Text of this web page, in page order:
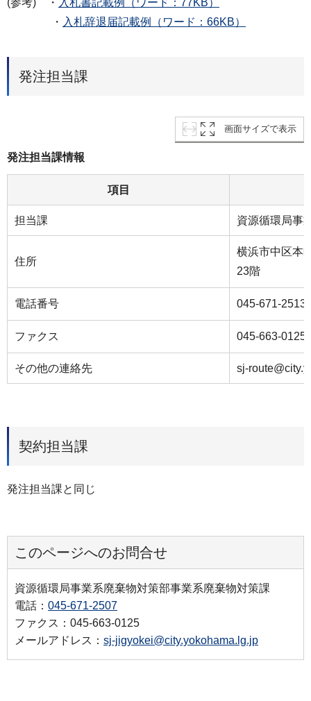
・ 入札辞退届記載例（ワード：66KB）
発注担当課
画面サイズで表示
発注担当課情報
項目
担当課 資源循環局事
住所
横浜市中区本
23階
電話番号 045-671-2513
ファクス 045-663-0125
その他の連絡先 sj-
契約担当課
発注担当課と同じ
このページへのお問合せ
資源循環局事業系廃棄物対策部事業系廃棄物対策課
電話： 045-671-2507
ファクス：045-663-0125
メールアドレス： sj-jigyokei@city.yokohama.lg.jp